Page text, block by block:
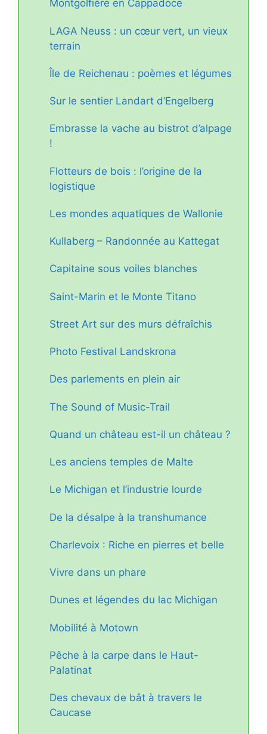
Montgolfière en Cappadoce
LAGA Neuss : un cœur vert, un vieux
terrain
Île de Reichenau : poèmes et légumes
Sur le sentier Landart d’Engelberg
Embrasse la vache au bistrot d’alpage
!
Flotteurs de bois : l’origine de la
logistique
Les mondes aquatiques de Wallonie
Kullaberg – Randonnée au Kattegat
Capitaine sous voiles blanches
Saint-Marin et le Monte Titano
Street Art sur des murs défraîchis
Photo Festival Landskrona
Des parlements en plein air
The Sound of Music-Trail
Quand un château est-il un château ?
Les anciens temples de Malte
Le Michigan et l’industrie lourde
De la désalpe à la transhumance
Charlevoix : Riche en pierres et belle
Vivre dans un phare
Dunes et légendes du lac Michigan
Mobilité à Motown
Pêche à la carpe dans le Haut-
Palatinat
Des chevaux de bât à travers le
Caucase